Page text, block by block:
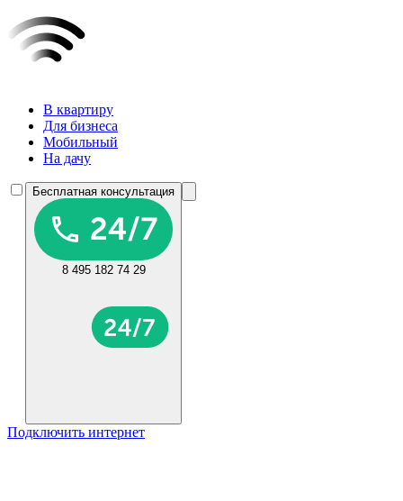
В квартиру
Для бизнеса
Мобильный
На дачу
Бесплатная консультация
8 495 182 74 29
Подключить интернет